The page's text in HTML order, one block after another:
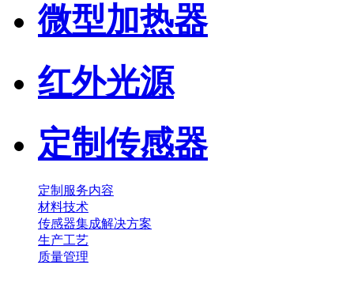
微型加热器
红外光源
定制传感器
定制服务内容
材料技术
传感器集成解决方案
生产工艺
质量管理